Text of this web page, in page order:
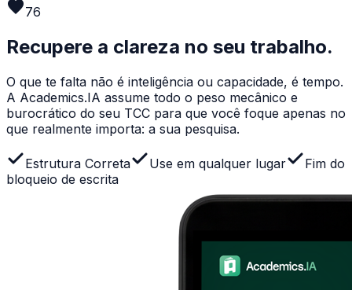
favorite76
Recupere a clareza no seu trabalho.
O que te falta não é inteligência ou capacidade, é tempo.
A Academics.IA assume todo o peso mecânico e
burocrático do seu TCC para que você foque apenas no
que realmente importa: a sua pesquisa.
Estrutura Correta Use em qualquer lugar
Fim do
bloqueio de escrita